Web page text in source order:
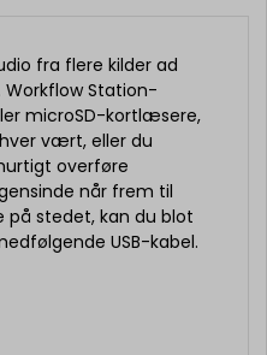
fra flere kilder ad
Station-
microSD-kortlæsere,
vært, eller du
overføre
når frem til
på stedet, kan du blot
USB-kabel.